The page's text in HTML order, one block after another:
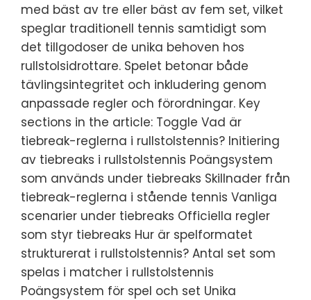
med bäst av tre eller bäst av fem set, vilket
speglar traditionell tennis samtidigt som
det tillgodoser de unika behoven hos
rullstolsidrottare. Spelet betonar både
tävlingsintegritet och inkludering genom
anpassade regler och förordningar. Key
sections in the article: Toggle Vad är
tiebreak-reglerna i rullstolstennis? Initiering
av tiebreaks i rullstolstennis Poängsystem
som används under tiebreaks Skillnader från
tiebreak-reglerna i stående tennis Vanliga
scenarier under tiebreaks Officiella regler
som styr tiebreaks Hur är spelformatet
strukturerat i rullstolstennis? Antal set som
spelas i matcher i rullstolstennis
Poängsystem för spel och set Unika